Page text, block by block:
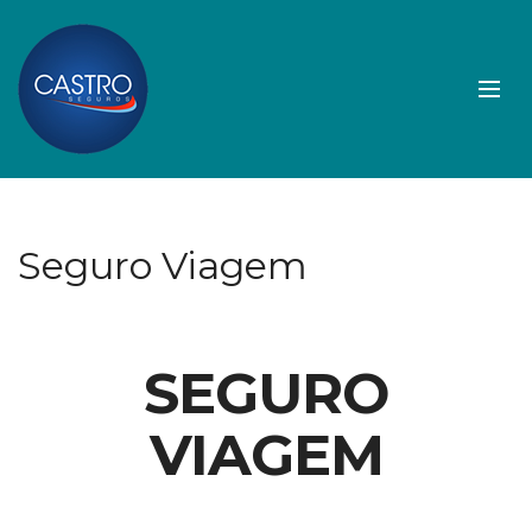
Seguro Viagem
SEGURO
VIAGEM